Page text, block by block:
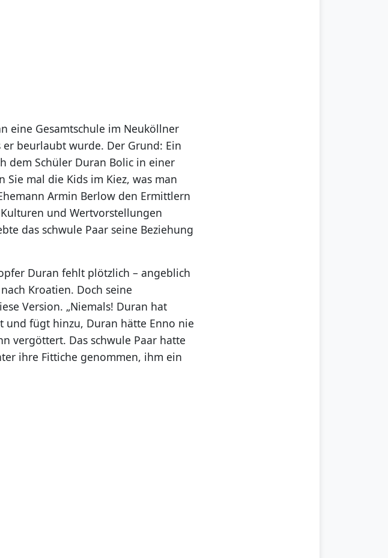
eine Gesamtschule im Neuköllner
beurlaubt wurde. Der Grund: Ein
dem Schüler Duran Bolic in einer
Sie mal die Kids im Kiez, was man
Armin Berlow den Ermittlern
und Wertvorstellungen
das schwule Paar seine Beziehung
Duran fehlt plötzlich – angeblich
Kroatien. Doch seine
Version. „Niemals! Duran hat
und fügt hinzu, Duran hätte Enno nie
vergöttert. Das schwule Paar hatte
ihre Fittiche genommen, ihm ein